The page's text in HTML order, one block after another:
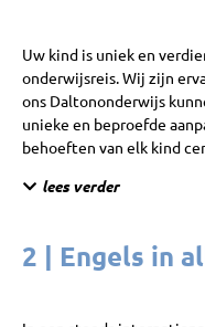
Uw kind is uniek en
onderwijsreis. Wij zijn
ons Daltononderwijs
unieke en beproefde
behoeften van elk kind
lees verder
2 | Engels in